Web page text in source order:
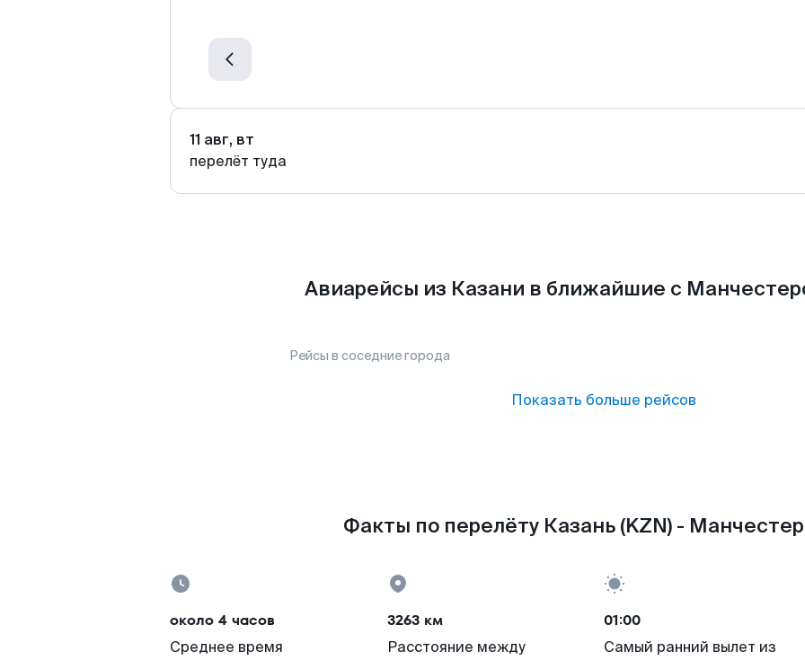
11 авг, вт
перелёт туда
Авиарейсы из Казани в ближайшие с
Рейсы в соседние города
Показать больше рейсов
Факты по перелёту Казань (KZN) - Манчестер
около 4 часов
Среднее время
3263 км
Расстояние между
01:00
Самый ранний вылет из